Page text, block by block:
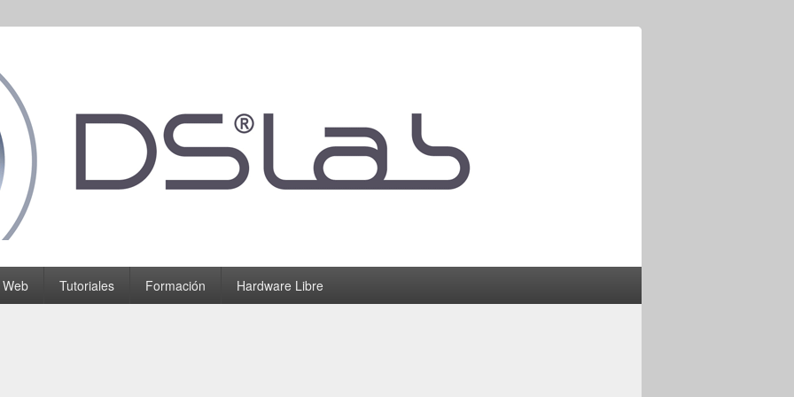
Tutoriales Formación Hardware Libre